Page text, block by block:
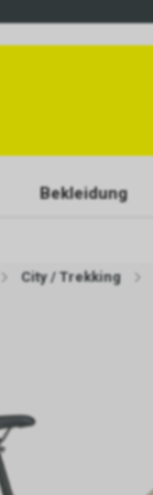
Bekleidung
City / Trekking